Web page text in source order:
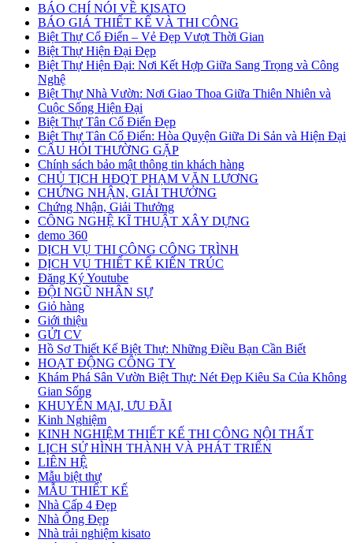
BÁO CHÍ NÓI VỀ KISATO
BÁO GIÁ THIẾT KẾ VÀ THI CÔNG
Biệt Thự Cổ Điển – Vẻ Đẹp Vượt Thời Gian
Biệt Thự Hiện Đại Đẹp
Biệt Thự Hiện Đại: Nơi Kết Hợp Giữa Sang Trọng và Công
Nghệ
Biệt Thự Nhà Vườn: Nơi Giao Thoa Giữa Thiên Nhiên và
Cuộc Sống Hiện Đại
Biệt Thự Tân Cổ Điển Đẹp
Biệt Thự Tân Cổ Điển: Hòa Quyện Giữa Di Sản và Hiện Đại
CÂU HỎI THƯỜNG GẶP
Chính sách bảo mật thông tin khách hàng
CHỦ TỊCH HĐQT PHẠM VĂN LƯƠNG
CHỨNG NHẬN, GIẢI THƯỞNG
Chứng Nhận, Giải Thưởng
CÔNG NGHỆ KĨ THUẬT XÂY DỰNG
demo 360
DỊCH VỤ THI CÔNG CÔNG TRÌNH
DỊCH VỤ THIẾT KẾ KIẾN TRÚC
Đăng Ký Youtube
ĐỘI NGŨ NHÂN SỰ
Giỏ hàng
Giới thiệu
GỬI CV
Hồ Sơ Thiết Kế Biệt Thự: Những Điều Bạn Cần Biết
HOẠT ĐỘNG CÔNG TY
Khám Phá Sân Vườn Biệt Thự: Nét Đẹp Kiêu Sa Của Không
Gian Sống
KHUYẾN MẠI, ƯU ĐÃI
Kinh Nghiệm
KINH NGHIỆM THIẾT KẾ THI CÔNG NỘI THẤT
LỊCH SỬ HÌNH THÀNH VÀ PHÁT TRIỂN
LIÊN HỆ
Mẫu biệt thự
MẪU THIẾT KẾ
Nhà Cấp 4 Đẹp
Nhà Ống Đẹp
Nhà trải nghiệm kisato